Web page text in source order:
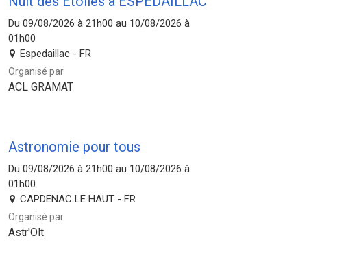
Du 09/08/2026 à 21h00 au 10/08/2026 à
01h00
Espedaillac - FR
Organisé par
ACL GRAMAT
Astronomie pour tous
Du 09/08/2026 à 21h00 au 10/08/2026 à
01h00
CAPDENAC LE HAUT - FR
Organisé par
Astr'Olt